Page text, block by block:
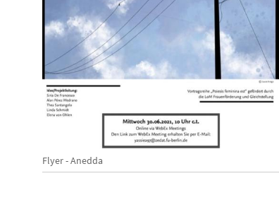
Flyer - Anedda